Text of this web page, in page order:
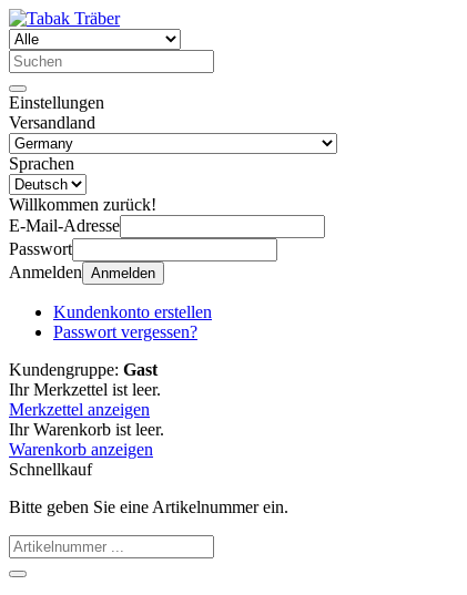
Einstellungen
Versandland
Sprachen
Willkommen zurück!
E-Mail-Adresse
Passwort
Anmelden Anmelden
Kundenkonto erstellen
Passwort vergessen?
Kundengruppe: Gast
Ihr Merkzettel ist leer.
Merkzettel anzeigen
Ihr Warenkorb ist leer.
Warenkorb anzeigen
Schnellkauf
Bitte geben Sie eine Artikelnummer ein.